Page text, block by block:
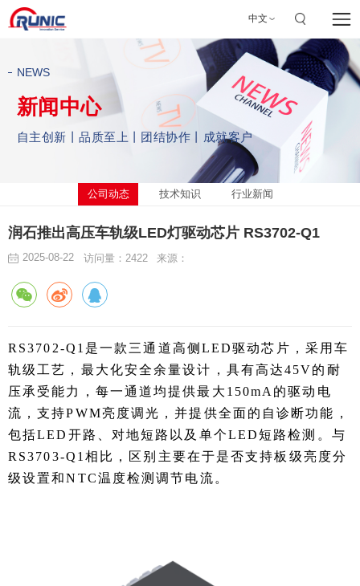
中文
NEWS
新闻中心
自主创新丨品质至上丨团结协作丨成就客户
公司动态 技术知识 行业新闻
润石推出高压车轨级LED灯驱动芯片 RS3702-Q1
2025-08-22 访问量：2422 来源：
RS3702-Q1是一款三通道高侧LED驱动芯片，采用车
轨级工艺，最大化安全余量设计，具有高达45V的耐
压承受能力，每一通道均提供最大150mA的驱动电
流，支持PWM亮度调光，并提供全面的自诊断功能，
包括LED开路、对地短路以及单个LED短路检测。与
RS3703-Q1相比，区别主要在于是否支持板级亮度分
级设置和NTC温度检测调节电流。